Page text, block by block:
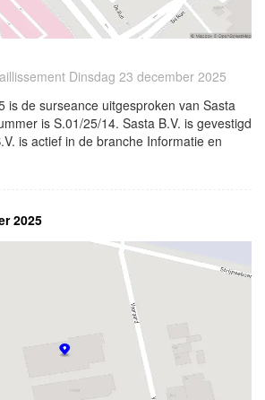
Dinsdag 23 december 2025
is de surseance uitgesproken van Sasta
is S.01/25/14. Sasta B.V. is gevestigd
is actief in de branche Informatie en
2025